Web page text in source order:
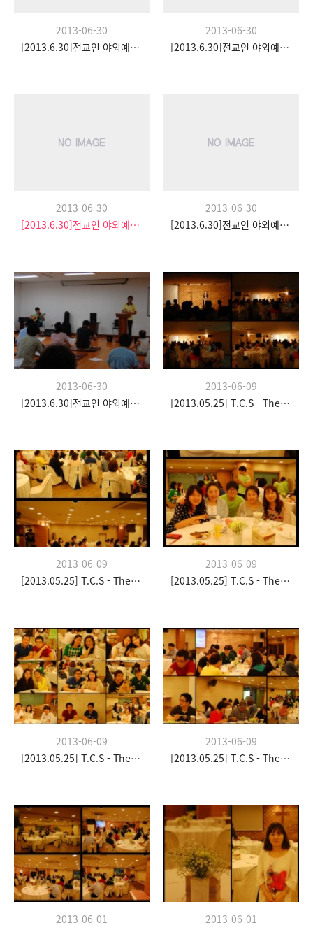
2013-06-30
[2013.6.30]전교인 야외예배- 팀수양관
2013-06-30
[2013.6.30]전교인 야외예배- 팀수양관
2013-06-30
[2013.6.30]전교인 야외예배- 팀수양관
2013-06-30
[2013.6.30]전교인 야외예배- 팀수양관
2013-06-30
[2013.6.30]전교인 야외예배- 팀수양관
2013-06-09
[2013.05.25] T.C.S - The Church Stay
2013-06-09
[2013.05.25] T.C.S - The Church Stay
2013-06-09
[2013.05.25] T.C.S - The Church Stay
2013-06-09
[2013.05.25] T.C.S - The Church Stay
2013-06-09
[2013.05.25] T.C.S - The Church Stay
2013-06-01
2013-06-01